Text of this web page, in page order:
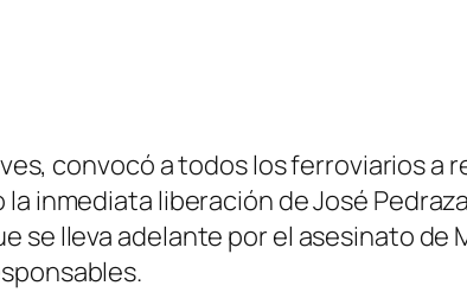
convocó a todos los ferroviarios a
la inmediata liberación de José
se lleva adelante por el asesinato de